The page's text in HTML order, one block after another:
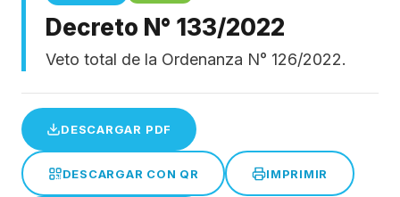
Historia
Galería de Ptes.
Autoridades
Decreto N° 133/2022
Veto total de la Ordenanza N° 126/2022.
DESCARGAR PDF
DESCARGAR CON QR IMPRIMIR